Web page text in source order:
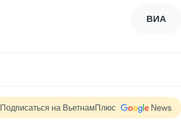
ВИА
Подписаться на ВьетнамПлюс